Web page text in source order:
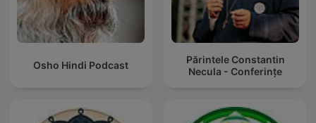
Osho Hindi Podcast
Părintele Constantin
Necula - Conferințe